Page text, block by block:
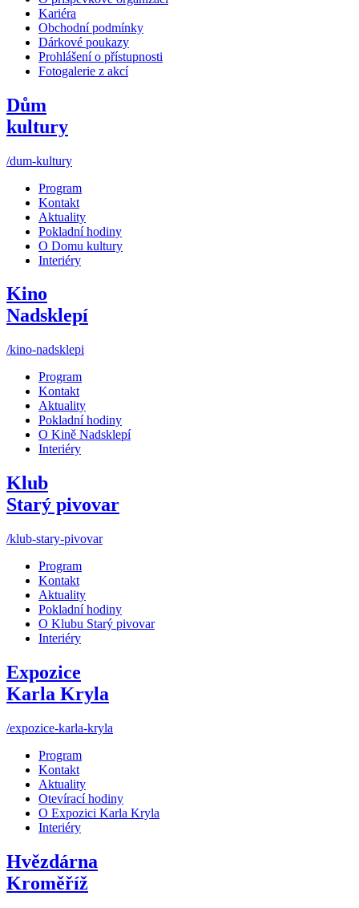
Kariéra
Obchodní podmínky
Dárkové poukazy
Prohlášení o přístupnosti
Fotogalerie z akcí
Dům
kultury
/dum-kultury
Program
Kontakt
Aktuality
Pokladní hodiny
O Domu kultury
Interiéry
Kino
Nadsklepí
/kino-nadsklepi
Program
Kontakt
Aktuality
Pokladní hodiny
O Kině Nadsklepí
Interiéry
Klub
Starý pivovar
/klub-stary-pivovar
Program
Kontakt
Aktuality
Pokladní hodiny
O Klubu Starý pivovar
Interiéry
Expozice
Karla Kryla
/expozice-karla-kryla
Program
Kontakt
Aktuality
Otevírací hodiny
O Expozici Karla Kryla
Interiéry
Hvězdárna
Kroměříž